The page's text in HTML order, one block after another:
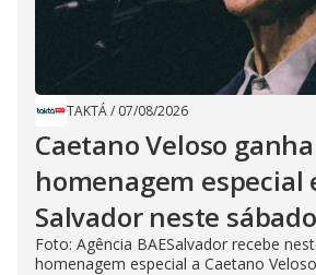
TAKTÁ/ 07/08/2026
Caetano Veloso ganha
homenagem especial
Salvador neste sábado
Foto: Agência BAESalvador recebe
homenagem especial a Caetano